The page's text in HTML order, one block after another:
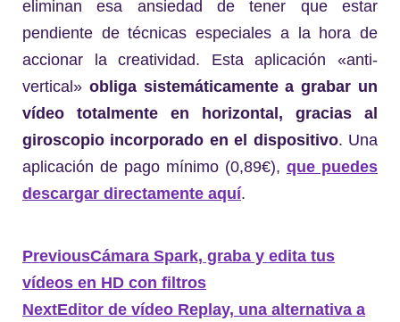
eliminan esa ansiedad de tener que estar
pendiente de técnicas especiales a la hora de
accionar la creatividad. Esta aplicación «anti-
vertical» obliga sistemáticamente a grabar un
vídeo totalmente en horizontal, gracias al
giroscopio incorporado en el dispositivo. Una
aplicación de pago mínimo (0,89€), que puedes
descargar directamente aquí.
PreviousCámara Spark, graba y edita tus
vídeos en HD con filtros
NextEditor de vídeo Replay, una alternativa a